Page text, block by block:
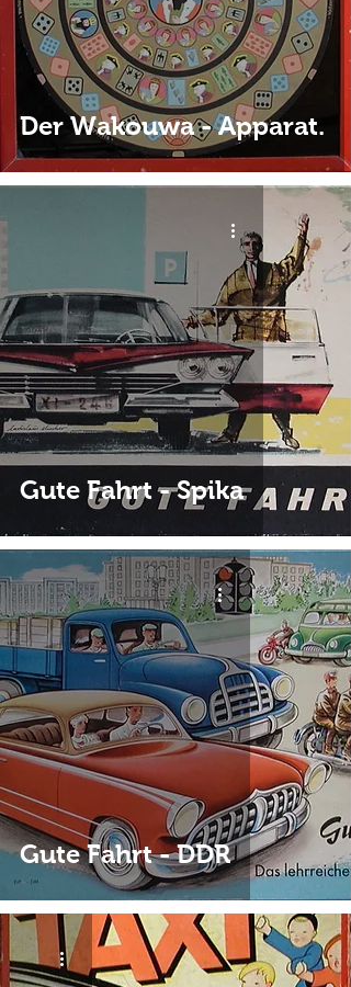
Der Wakouwa - Apparat.
Gute Fahrt - Spika
Gute Fahrt - DDR